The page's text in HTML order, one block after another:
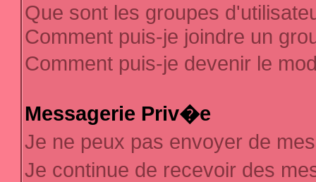
Que sont les groupes
Comment puis-je joindre un
Comment puis-je devenir le
Messagerie Priv�e
Je ne peux pas envoyer de
Je continue de recevoir des